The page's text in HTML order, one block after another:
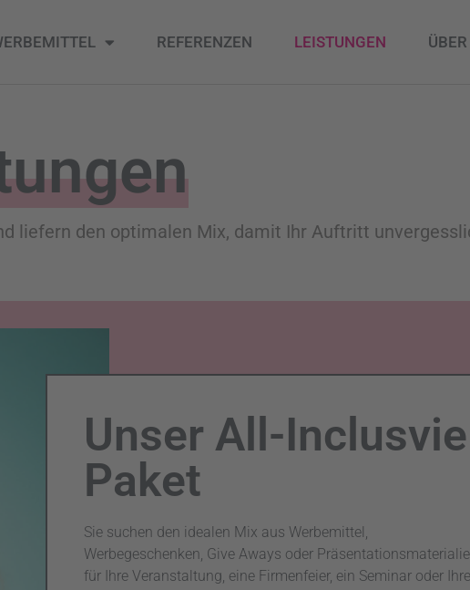
REFERENZEN LEISTUNGEN
liefern den optimalen Mix, damit Ihr Auftritt
Unser All-Inclusvie
Paket
Sie suchen den idealen Mix aus Werbemittel,
Werbegeschenken, Give Aways oder
für Ihre Veranstaltung, eine Firmenfeier, ein Seminar oder